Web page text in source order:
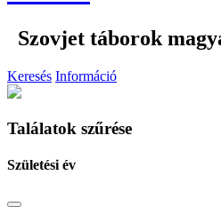
Szovjet táborok
Keresés Információ
Találatok szűrése
Születési év